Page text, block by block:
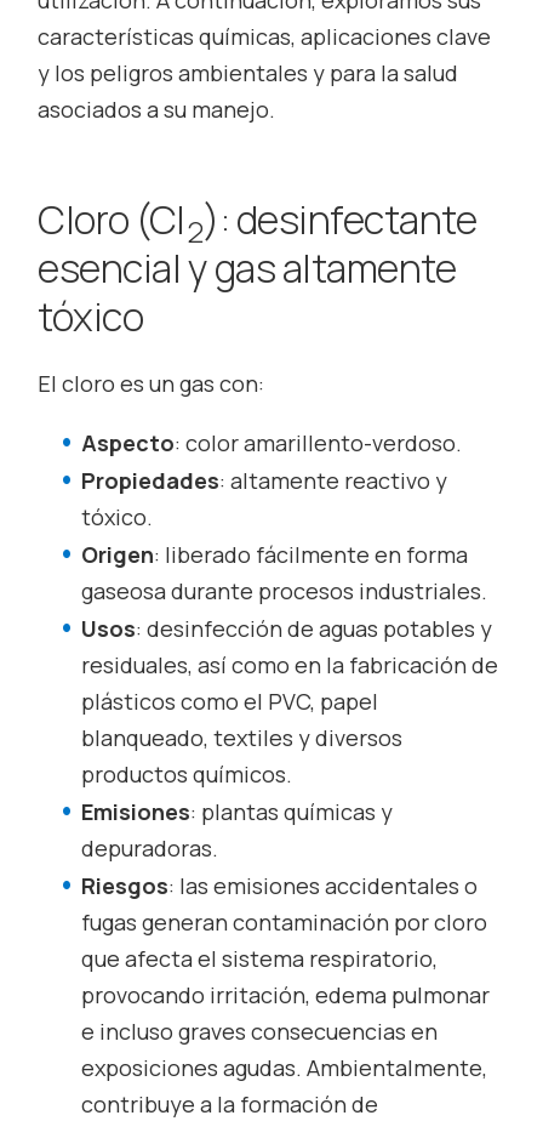
características químicas, aplicaciones clave
y los peligros ambientales y para la salud
asociados a su manejo.
Cloro (Cl2): desinfectante
esencial y gas altamente
tóxico
El cloro es un gas con:
Aspecto: color amarillento-verdoso.
Propiedades: altamente reactivo y
tóxico.
Origen: liberado fácilmente en forma
gaseosa durante procesos industriales.
Usos: desinfección de aguas potables y
residuales, así como en la fabricación de
plásticos como el PVC, papel
blanqueado, textiles y diversos
productos químicos.
Emisiones: plantas químicas y
depuradoras.
Riesgos: las emisiones accidentales o
fugas generan contaminación por cloro
que afecta el sistema respiratorio,
provocando irritación, edema pulmonar
e incluso graves consecuencias en
exposiciones agudas. Ambientalmente,
contribuye a la formación de